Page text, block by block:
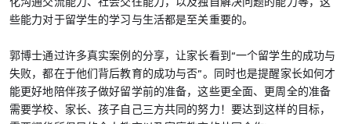
些能力对于留学生的学习与生活都是至关重要的。
郭博士通过许多真实案例的分享，让家长看到“一个留学生的成功与
失败，都在于他们背后教育的成功与否”。同时也是提醒家长如何才
能更好地陪伴孩子做好留学前的准备，这些更全面、更周全的准备
需要学校、家长、孩子自己三方共同的努力！要达到这样的目标，